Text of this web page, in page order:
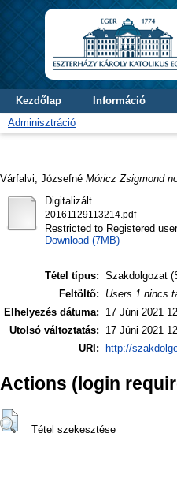
Kezdőlap Információ
Adminisztráció
Várfalvi, Józsefné Móricz Zsigmond
Digitalizált
20161129113214.pdf
Restricted to Registered
Download (7MB)
Tétel típus: Szakdolgozat
Feltöltő:
Users 1 nincs
Elhelyezés dátuma:
17 Júni 2021
Utolsó változtatás:
17 Júni 2021
URI:
http://
Actions (login
Tétel szekesztése